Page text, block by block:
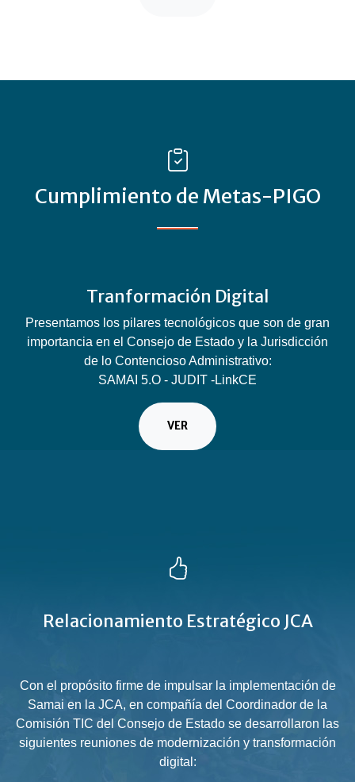
Cumplimiento de Metas-PIGO
Tranformación Digital
Presentamos los pilares tecnológicos que son de gran
importancia en el Consejo de Estado y la Jurisdicción
de lo Contencioso Administrativo:
SAMAI 5.O - JUDIT -LinkCE
VER
Relacionamiento Estratégico JCA
Con el propósito firme de impulsar la implementación de
Samai en la JCA, en compañía del Coordinador de la
Comisión TIC del Consejo de Estado se desarrollaron las
siguientes reuniones de modernización y transformación
digital: